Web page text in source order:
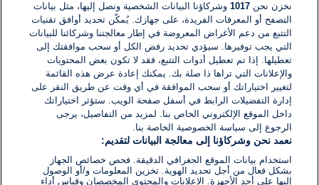
دقيقة.
نخزن نحن1017 وشركاؤنا البيانات الشخصية ونصل إليها، مثل بيانات
التصفح أو المعرفات الفريدة، على جهازك. يُمكّن تحديد أوافق تقنيات
التتبع من دعم الأغراض المعروضة في إطار معالجتنا وشركائنا للبيانات
التي يجب توفيرها. سيؤدي تحديد رفض الكل أو سحب موافقتك إلى
تعطيلها. إذا تم تعطيل أدوات التتبع، فقد لا تكون بعض المحتويات
والإعلانات التي تراها ذا صلة بك. يمكنك إعادة عرض هذه القائمة
لتغيير اختياراتك أو سحب الموافقة في أي وقت عن طريق النقر على
إدارة التفضيلات الرابط في أسفل صفحة الويب. ستؤثر اختياراتك
داخل الموقع الإلكتروني الخاص بنا. لمزيد من التفاصيل، يرجى
الرجوع إلى سياسة الخصوصية الخاصة بنا.
نعمد نحن وشركاؤنا إلى معالجة البيانات لتقديم:
استخدام بيانات الموقع الجغرافي الدقيقة. فحص خصائص الجهاز
بشكل فعال من أجل تحديد الهوية. تخزين المعلومات و/أو الوصول
إليها على أحد الأجهزة. الإعلانات والمحتوى المخصصان وقياس أداء